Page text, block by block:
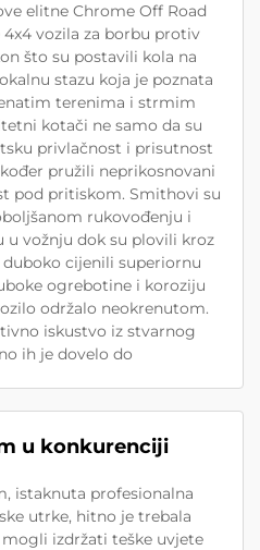
elitne Chrome Off Road
4x4 vozila za borbu protiv
što su postavili kola na
stazu koja je poznata
terenima i strmim
kotači ne samo da su
privlačnost i prisutnost
pružili neprikosnovani
pod pritiskom. Smithovi su
rukovođenju i
vožnju dok su plovili kroz
cijenili superiornu
ogrebotine i koroziju
održalo neokrenutom.
iskustvo iz stvarnog
ih je dovelo do
u konkurenciji
istaknuta profesionalna
utrke, hitno je trebala
izdržati teške uvjete